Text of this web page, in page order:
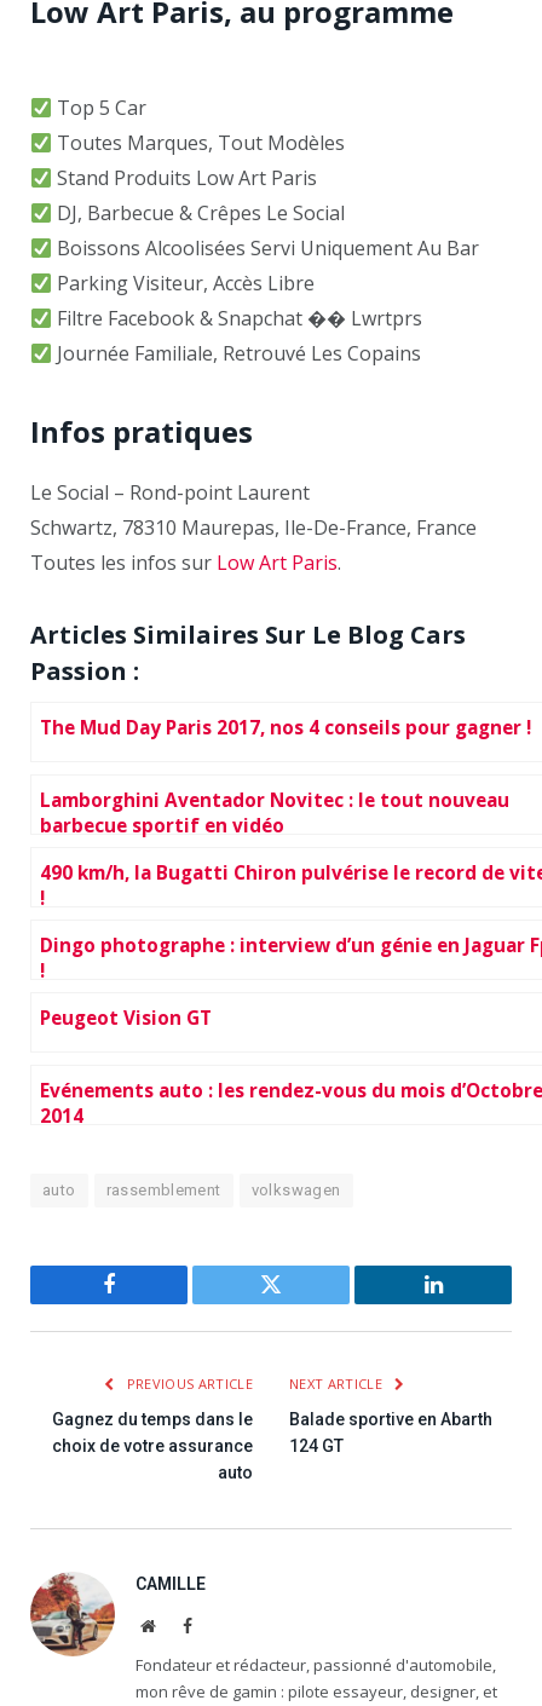
Low Art Paris, au programme
Top 5 Car
Toutes Marques, Tout Modèles
Stand Produits Low Art Paris
DJ, Barbecue & Crêpes Le Social
Boissons Alcoolisées Servi Uniquement Au Bar
Parking Visiteur, Accès Libre
Filtre Facebook & Snapchat �� Lwrtprs
Journée Familiale, Retrouvé Les Copains
Infos pratiques
Le Social – Rond-point Laurent
Schwartz, 78310 Maurepas, Ile-De-France, France
Toutes les infos sur Low Art Paris.
Articles Similaires Sur Le Blog Cars
Passion :
The Mud Day Paris 2017, nos 4 conseils pour gagner !
Lamborghini Aventador Novitec : le tout nouveau
barbecue sportif en vidéo
490 km/h, la Bugatti Chiron pulvérise le record de
!
Dingo photographe : interview d’un génie en Jaguar
!
Peugeot Vision GT
Evénements auto : les rendez-vous du mois d’Octobre
2014
auto rassemblement volkswagen
Facebook Twitter LinkedIn
PREVIOUS ARTICLE
Gagnez du temps dans le
choix de votre assurance
auto
NEXT ARTICLE
Balade sportive en Abarth
124 GT
CAMILLE
WebsiteFacebook
Fondateur et rédacteur, passionné d'automobile,
mon rêve de gamin : pilote essayeur, designer, et